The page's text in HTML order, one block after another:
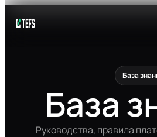
База
База
Руководства, правила